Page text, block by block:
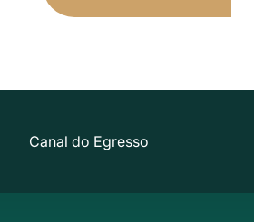
Canal do Egresso